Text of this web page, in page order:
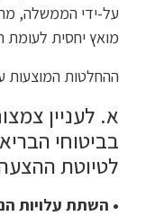
על-ידי הממשלה, מה
מואץ יחסית לעומת
ההחלטות המוצעות
א. לעניין
לטיוטת
• השתת עלויות